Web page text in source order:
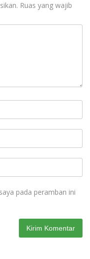
Ruas yang wajib
pada peramban ini